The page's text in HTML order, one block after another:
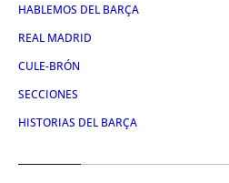
HABLEMOS DEL BARÇA
REAL MADRID
CULE-BRÓN
SECCIONES
HISTORIAS DEL BARÇA